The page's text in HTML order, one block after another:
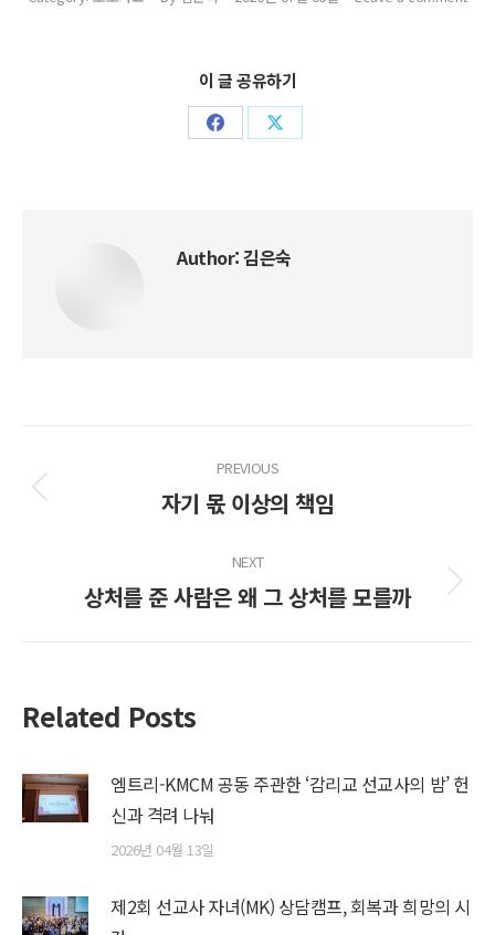
이 글 공유하기
Share Share
Author:김은숙
navigation
PREVIOUS
Previous
자기 몫 이상의 책임
NEXT
Next
상처를 준 사람은 왜 그 상처를 모를까
Related Posts
엠트리-KMCM 공동 주관한 ‘감리교 선교사의 밤’ 헌
신과 격려 나눠
2026년 04월 13일
제2회 선교사 자녀(MK) 상담캠프, 회복과 희망의 시